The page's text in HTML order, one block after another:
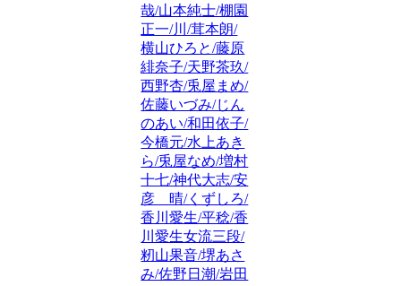
哉/山本純士/棚園
正一/川/茸本朗/
横山ひろと/藤原
緋奈子/天野茶玖/
西野杏/兎屋まめ/
佐藤いづみ/じん
のあい/和田依子/
今橋元/水上あき
ら/兎屋なめ/増村
十七/神代大志/安
彦 晴/くずしろ/
香川愛生/平稔/香
川愛生女流三段/
籾山果音/堺あさ
み/佐野日潮/岩田